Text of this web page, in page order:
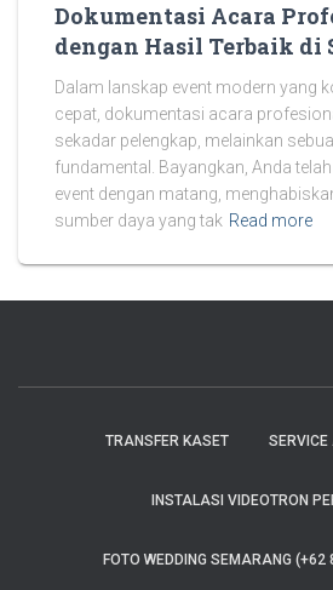
Dokumentasi Acara
dengan Hasil Terbaik di
Dalam lanskap event modern yang
cepat, dokumentasi acara
sekadar pelengkap, melainkan
fundamental. Bayangkan, Anda
event dengan matang,
sumber daya yang tak Read more
TRANSFER KASET
INSTALASI VIDEOTRON
FOTO WEDDING SEMARANG